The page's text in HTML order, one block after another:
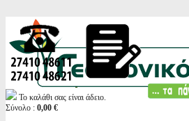
Το καλάθι σας είναι άδειο.
Σύνολο : 0,00 €